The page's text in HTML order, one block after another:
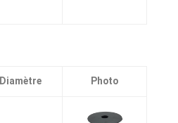
Diamètre Photo